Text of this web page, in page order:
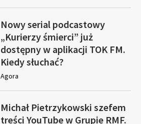
Nowy serial podcastowy
„Kurierzy śmierci” już
dostępny w aplikacji TOK FM.
Kiedy słuchać?
Agora
Michał Pietrzykowski szefem
treści YouTube w Grupie RMF.